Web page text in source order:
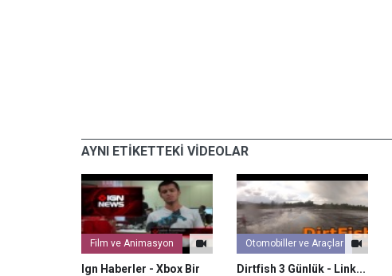
AYNI ETİKETTEKİ VİDEOLAR
Film ve Animasyon
Ign Haberler - Xbox Bir
Otomobiller ve Araçlar
Dirtfish 3 Günlük - Link...